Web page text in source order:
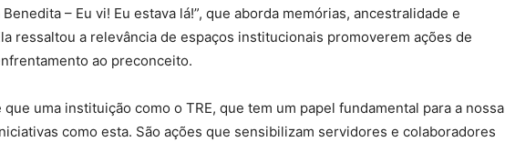
– Eu vi! Eu estava lá!”, que aborda memórias, ancestralidade e
ressaltou a relevância de espaços institucionais promoverem ações de
ao preconceito.
uma instituição como o TRE, que tem um papel fundamental para a nossa
como esta. São ações que sensibilizam servidores e colaboradores